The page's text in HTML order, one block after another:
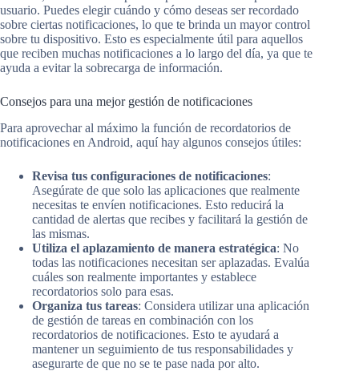
usuario. Puedes elegir cuándo y cómo deseas ser recordado
sobre ciertas notificaciones, lo que te brinda un mayor control
sobre tu dispositivo. Esto es especialmente útil para aquellos
que reciben muchas notificaciones a lo largo del día, ya que te
ayuda a evitar la sobrecarga de información.
Consejos para una mejor gestión de notificaciones
Para aprovechar al máximo la función de recordatorios de
notificaciones en Android, aquí hay algunos consejos útiles:
Revisa tus configuraciones de notificaciones:
Asegúrate de que solo las aplicaciones que realmente
necesitas te envíen notificaciones. Esto reducirá la
cantidad de alertas que recibes y facilitará la gestión de
las mismas.
Utiliza el aplazamiento de manera estratégica: No
todas las notificaciones necesitan ser aplazadas. Evalúa
cuáles son realmente importantes y establece
recordatorios solo para esas.
Organiza tus tareas: Considera utilizar una aplicación
de gestión de tareas en combinación con los
recordatorios de notificaciones. Esto te ayudará a
mantener un seguimiento de tus responsabilidades y
asegurarte de que no se te pase nada por alto.